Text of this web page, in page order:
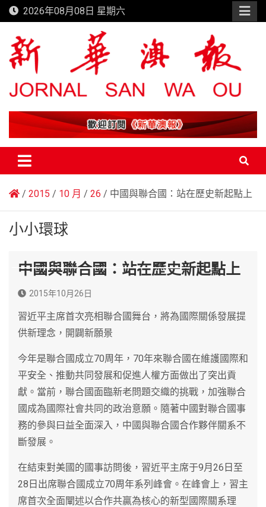
Skip
to
content
2026年08月08日 星期六
新華澳報
2015 10 月 26 中國與聯合國：站在歷史新起點上
小小環球
中國與聯合國：站在歷史新起點上
2015年10月26日
習近平主席首次亮相聯合國舞台，將為國際關係發展提
供新理念，開闢新願景
今年是聯合國成立70周年，70年來聯合國在維護國際和
平安全、推動共同發展和促進人權方面做出了突出貢
獻。當前，聯合國面臨新老問題交織的挑戰，加強聯合
國成為國際社會共同的政治意願。隨著中國對聯合國事
務的參與曰益全面深入，中國與聯合國合作夥伴關系不
斷發展。
在結束對美國的國事訪問後，習近平主席于9月26日至
28日出席聯合國成立70周年系列峰會。在峰會上，習主
席首次全面闡述以合作共贏為核心的新型國際關系理